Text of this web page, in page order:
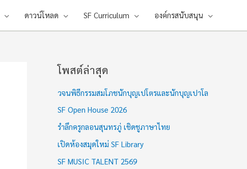
ดาวน์โหลด SF Curriculum องค์กรสนับสนุน
โพสต์ล่าสุด
วจนพิธีกรรมสมโภชนักบุญเปโตรและนักบุญเปาโล
SF Open House 2026
รำลึกครูกลอนสุนทรภู่ เชิดชูภาษาไทย
เปิดห้องสมุดใหม่ SF Library
SF MUSIC TALENT 2569
ช่
ง
เ
ว
ล
า